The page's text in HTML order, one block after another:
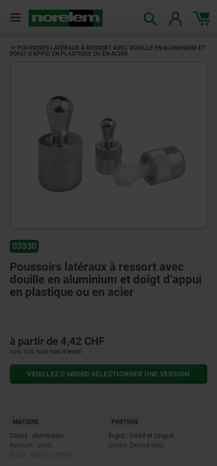
POUSSOIRS LATÉRAUX À RESSORT AVEC DOUILLE EN ALUMINIUM ET
DOIGT D’APPUI EN PLASTIQUE OU EN ACIER
03330
Poussoirs latéraux à ressort avec
douille en aluminium et doigt d’appui
en plastique ou en acier
à partir de 4,42 CHF
hors TVA hors frais d’envoi
VEUILLEZ D’ABORD SÉLECTIONNER UNE VERSION
MATIÈRE
Corps : aluminium.
Ressort : acier.
FINITION
Ergot : traité et zingué.
Corps: Zingué bleu.